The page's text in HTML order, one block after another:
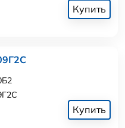
Купить
Купить